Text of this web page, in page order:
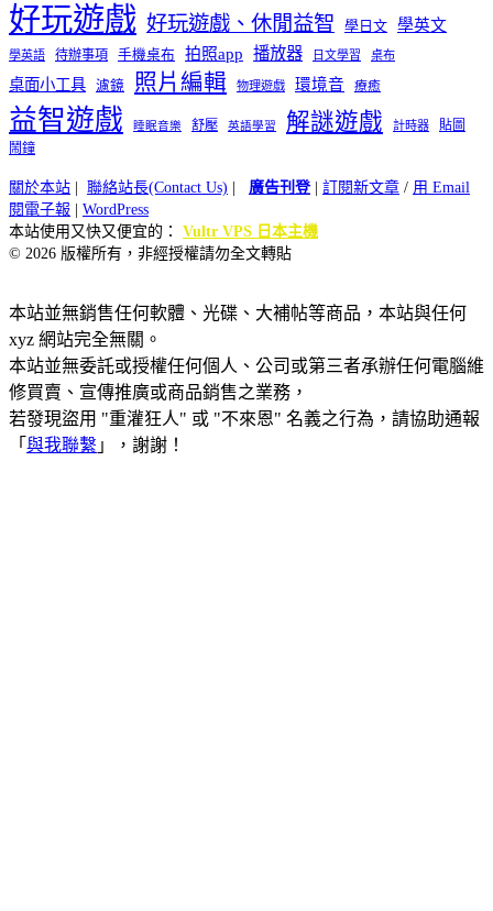
好玩遊戲 好玩遊戲、休閒益智 學日文 學英文
學英語 待辦事項 手機桌布 拍照app 播放器 日文學習 桌布
桌面小工具 濾鏡 照片編輯 物理遊戲 環境音 療癒
益智遊戲 睡眠音樂 舒壓 英語學習 解謎遊戲 計時器
貼圖
鬧鐘
關於本站 聯絡站長(Contact Us) 廣告刊登| 訂閱新文章 / 用 Email
閱電子報
WordPress
本站使用又快又便宜的： Vultr VPS 日本主機
© 2026 版權所有，非經授權請勿全文轉貼
本站並無銷售任何軟體、光碟、大補帖等商品，本站與任何
xyz 網站完全無關。
本站並無委託或授權任何個人、公司或第三者承辦任何電腦維
修買賣、宣傳推廣或商品銷售之業務，
若發現盜用 "重灌狂人" 或 "不來恩" 名義之行為，請協助通報
「 與我聯繫 」，謝謝！